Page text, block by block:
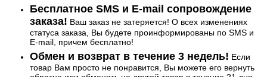
Бесплатное SMS и E-mail сопровождение
заказа! Ваш заказ не затеряется! О всех изменениях
статуса заказа, Вы будете проинформированы по SMS и
E-mail, причем бесплатно!
Обмен и возврат в течение 3 недель! Если
товар Вам просто не понравится, Вы можете его вернуть